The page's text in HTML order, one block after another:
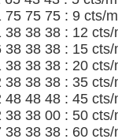
75 75 75 : 9 cts/
38 38 38 : 12 cts/
38 38 38 : 15 cts/
38 38 38 : 20 cts/
38 38 38 : 35 cts/
48 48 48 : 45 cts/
38 38 00 : 50 cts/
38 38 38 : 60 cts/